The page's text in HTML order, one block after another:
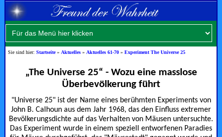
Sie sind hier:Startseite» Aktuelles » Aktuelles 61-70 »Experiment The Universe 25
„The Universe 25“ - Wozu eine masslose
Überbevölkerung führt
"Universe 25" ist der Name eines berühmten Experiments von
John B. Calhoun aus dem Jahr 1968, das den Einfluss extremer
Bevölkerungsdichte auf das Verhalten von Mäusen untersuchte.
Das Experiment wurde in einem speziell entworfenen Paradies